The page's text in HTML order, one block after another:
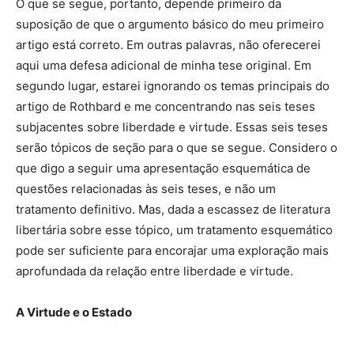
O que se segue, portanto, depende primeiro da
suposição de que o argumento básico do meu primeiro
artigo está correto. Em outras palavras, não oferecerei
aqui uma defesa adicional de minha tese original. Em
segundo lugar, estarei ignorando os temas principais do
artigo de Rothbard e me concentrando nas seis teses
subjacentes sobre liberdade e virtude. Essas seis teses
serão tópicos de seção para o que se segue. Considero o
que digo a seguir uma apresentação esquemática de
questões relacionadas às seis teses, e não um
tratamento definitivo. Mas, dada a escassez de literatura
libertária sobre esse tópico, um tratamento esquemático
pode ser suficiente para encorajar uma exploração mais
aprofundada da relação entre liberdade e virtude.
A Virtude e o Estado